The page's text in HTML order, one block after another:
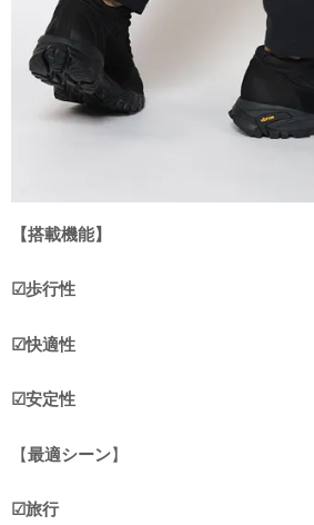
【搭載機能】
☑︎歩行性
☑︎快適性
☑︎安定性
【最適シーン】
☑︎旅行